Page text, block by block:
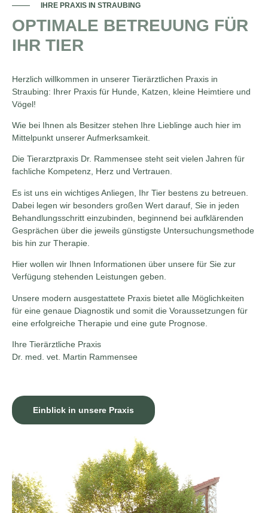
IHRE PRAXIS IN STRAUBING
OPTIMALE BETREUUNG FÜR
IHR TIER
Herzlich willkommen in unserer Tierärztlichen Praxis in
Straubing: Ihrer Praxis für Hunde, Katzen, kleine Heimtiere und
Vögel!
Wie bei Ihnen als Besitzer stehen Ihre Lieblinge auch hier im
Mittelpunkt unserer Aufmerksamkeit.
Die Tierarztpraxis Dr. Rammensee steht seit vielen Jahren für
fachliche Kompetenz, Herz und Vertrauen.
Es ist uns ein wichtiges Anliegen, Ihr Tier bestens zu betreuen.
Dabei legen wir besonders großen Wert darauf, Sie in jeden
Behandlungsschritt einzubinden, beginnend bei aufklärenden
Gesprächen über die jeweils günstigste Untersuchungsmethode
bis hin zur Therapie.
Hier wollen wir Ihnen Informationen über unsere für Sie zur
Verfügung stehenden Leistungen geben.
Unsere modern ausgestattete Praxis bietet alle Möglichkeiten
für eine genaue Diagnostik und somit die Voraussetzungen für
eine erfolgreiche Therapie und eine gute Prognose.
Ihre Tierärztliche Praxis
Dr. med. vet. Martin Rammensee
Einblick in unsere Praxis